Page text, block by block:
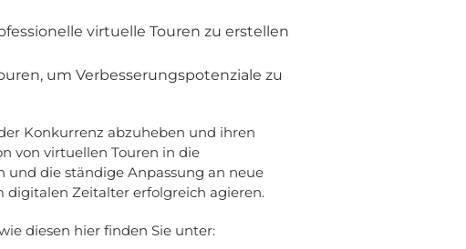
virtuelle Touren zu erstellen
um Verbesserungspotenziale zu
Konkurrenz abzuheben und ihren
von virtuellen Touren in die
die ständige Anpassung an neue
digitalen Zeitalter erfolgreich agieren.
diesen hier finden Sie unter: